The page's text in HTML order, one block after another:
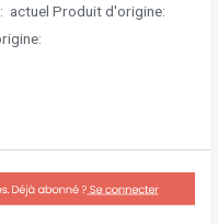
actuel Produit d'origine: